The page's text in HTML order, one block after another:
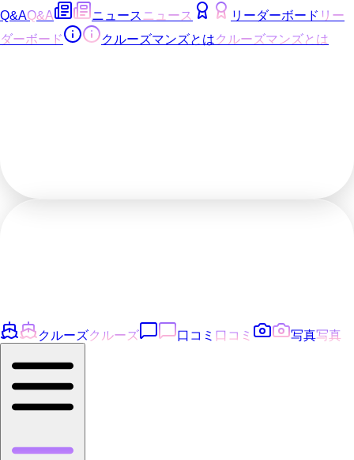
Q&AQ&A ニュース ニュース リーダーボード リー
ダーボード
クルーズマンズとはクルーズマンズとは
クルーズクルーズ 口コミ 口コミ 写真写真